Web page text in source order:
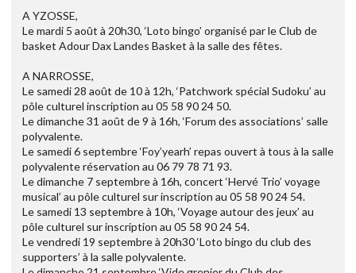
A YZOSSE,
Le mardi 5 août à 20h30, ‘Loto bingo’ organisé par le Club de
basket Adour Dax Landes Basket à la salle des fêtes.
A NARROSSE,
Le samedi 28 août de 10 à 12h, ‘Patchwork spécial Sudoku’ au
pôle culturel inscription au 05 58 90 24 50.
Le dimanche 31 août de 9 à 16h, ‘Forum des associations’ salle
polyvalente.
Le samedi 6 septembre ‘Foy’yearh’ repas ouvert à tous à la salle
polyvalente réservation au 06 79 78 71 93.
Le dimanche 7 septembre à 16h, concert ‘Hervé Trio’ voyage
musical’ au pôle culturel sur inscription au 05 58 90 24 54.
Le samedi 13 septembre à 10h, ‘Voyage autour des jeux’ au
pôle culturel sur inscription au 05 58 90 24 54.
Le vendredi 19 septembre à 20h30 ‘Loto bingo du club des
supporters’ à la salle polyvalente.